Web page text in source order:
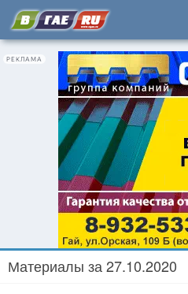
РЕКЛАМА
Материалы за 27.10.2020